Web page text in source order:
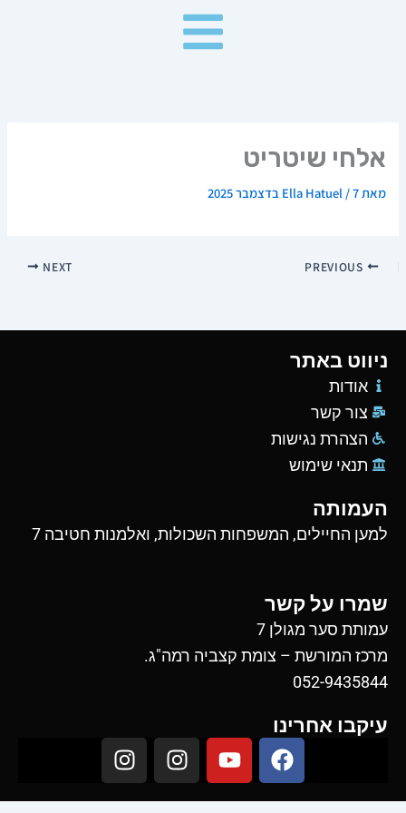
אלחי שיטריט
מאת Ella Hatuel /7 בדצמבר 2025
NEXT
ניווט באתר
אודות
צור קשר
הצהרת נגישות
תנאי שימוש
העמותה
למען החיילים, המשפחות השכולות, ואלמנות חטיבה 7
שמרו על קשר
עמותת סער מגולן 7
מרכז המורשת – צומת קצביה רמה"ג.
052-9435844
עיקבו אחרינו
F
a
c
Y
o
u
I
n
s
I
n
s